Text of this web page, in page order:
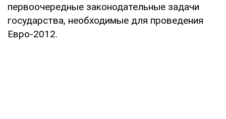
первоочередные законодательные задачи
государства, необходимые для проведения
Евро-2012.